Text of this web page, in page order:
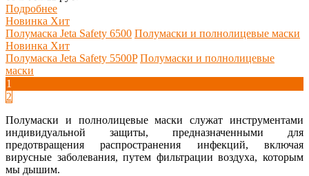
Подробнее
Новинка Хит
Полумаска Jeta Safety 6500 Полумаски и полнолицевые маски
Новинка Хит
Полумаска Jeta Safety 5500P Полумаски и полнолицевые
маски
1
2
Полумаски и полнолицевые маски служат инструментами
индивидуальной защиты, предназначенными для
предотвращения распространения инфекций, включая
вирусные заболевания, путем фильтрации воздуха, которым
мы дышим.